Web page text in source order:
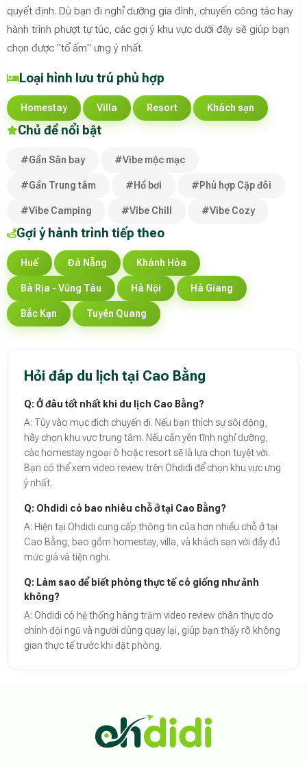
quyết định. Dù bạn đi nghỉ dưỡng gia đình, chuyến công tác hay
hành trình phượt tự túc, các gợi ý khu vực dưới đây sẽ giúp bạn
chọn được "tổ ấm" ưng ý nhất.
Loại hình lưu trú phù hợp
Homestay Villa Resort Khách sạn
Chủ đề nổi bật
#Gần Sân bay #Vibe mộc mạc
#Gần Trung tâm #Hồ bơi #Phù hợp Cặp đôi
#Vibe Camping #Vibe Chill #Vibe Cozy
Gợi ý hành trình tiếp theo
Huế Đà Nẵng Khánh Hòa
Bà Rịa - Vũng Tàu Hà Nội Hà Giang
Bắc Kạn Tuyên Quang
Hỏi đáp du lịch tại Cao Bằng
Q: Ở đâu tốt nhất khi du lịch Cao Bằng?
A: Tùy vào mục đích chuyến đi. Nếu bạn thích sự sôi động,
hãy chọn khu vực trung tâm. Nếu cần yên tĩnh nghỉ dưỡng,
các homestay ngoại ô hoặc resort sẽ là lựa chọn tuyệt vời.
Bạn có thể xem video review trên Ohdidi để chọn khu vực ưng
ý nhất.
Q: Ohdidi có bao nhiêu chỗ ở tại Cao Bằng?
A: Hiện tại Ohdidi cung cấp thông tin của hơn nhiều chỗ ở tại
Cao Bằng, bao gồm homestay, villa, và khách sạn với đầy đủ
mức giá và tiện nghi.
Q: Làm sao để biết phòng thực tế có giống như ảnh
không?
A: Ohdidi có hệ thống hàng trăm video review chân thực do
chính đội ngũ và người dùng quay lại, giúp bạn thấy rõ không
gian thực tế trước khi đặt phòng.
Ohdidi Facebook Official,